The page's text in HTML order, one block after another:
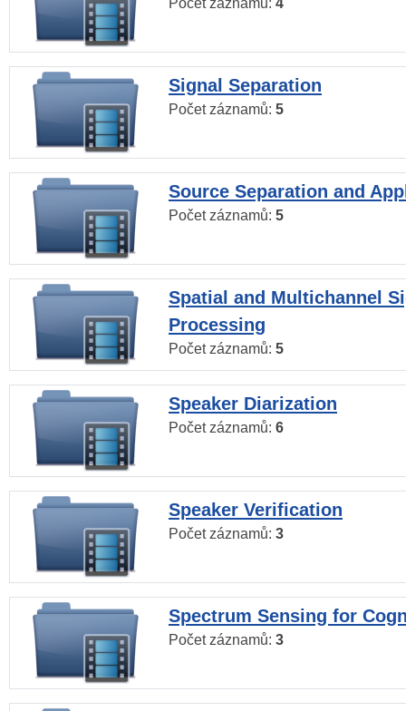
Počet záznamů: 4
Signal Separation
Počet záznamů: 5
Source Separation and
Počet záznamů: 5
Spatial and Multichannel
Processing
Počet záznamů: 5
Speaker Diarization
Počet záznamů: 6
Speaker Verification
Počet záznamů: 3
Spectrum Sensing for
Počet záznamů: 3